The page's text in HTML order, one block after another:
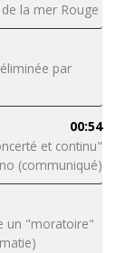
la mer Rouge
par
00:54
et continu"
(communiqué)
un "moratoire"